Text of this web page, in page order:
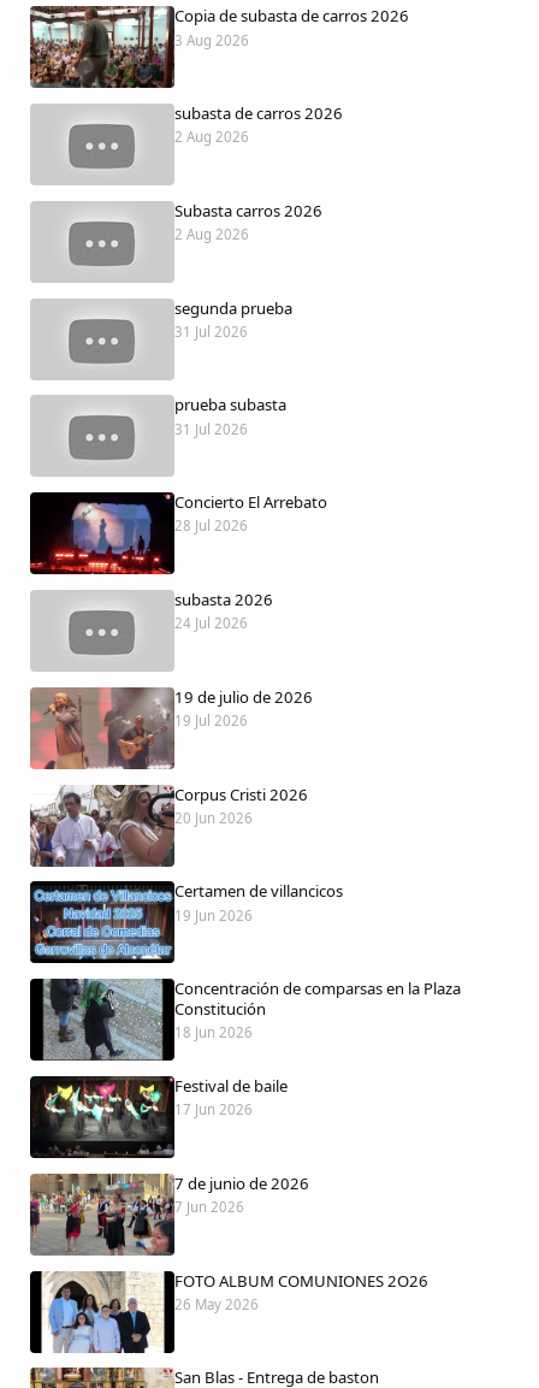
Foros
Idiosincrasia
Diccionario
Traductor
Dichos
Cancionero Local
Apodos
Peñas
La palra
Modo oscuro
Copia de subasta de carros 2026
3 Aug 2026
subasta de carros 2026
2 Aug 2026
Subasta carros 2026
2 Aug 2026
segunda prueba
31 Jul 2026
prueba subasta
31 Jul 2026
Concierto El Arrebato
28 Jul 2026
subasta 2026
24 Jul 2026
19 de julio de 2026
19 Jul 2026
Corpus Cristi 2026
20 Jun 2026
Certamen de villancicos
19 Jun 2026
Concentración de comparsas en la Plaza
Constitución
18 Jun 2026
Festival de baile
17 Jun 2026
7 de junio de 2026
7 Jun 2026
FOTO ALBUM COMUNIONES 2O26
26 May 2026
San Blas - Entrega de baston
Compartir en Facebook
Compartir en Twitter
Copiar enlace